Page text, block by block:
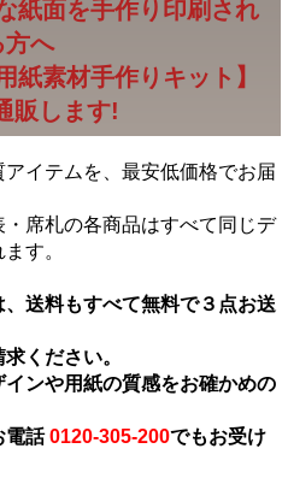
紙面を手作り印刷され
方へ
紙素材手作りキット】
販します!
イテムを、最安低価格でお届
席札の各商品はすべて同じデ
す。
送料もすべて無料で３点お送
ください。
ンや用紙の質感をお確かめの
電話 0120-305-200でもお受け